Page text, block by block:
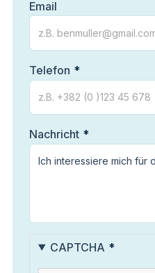
Email
Telefon
Nachricht
CAPTCHA